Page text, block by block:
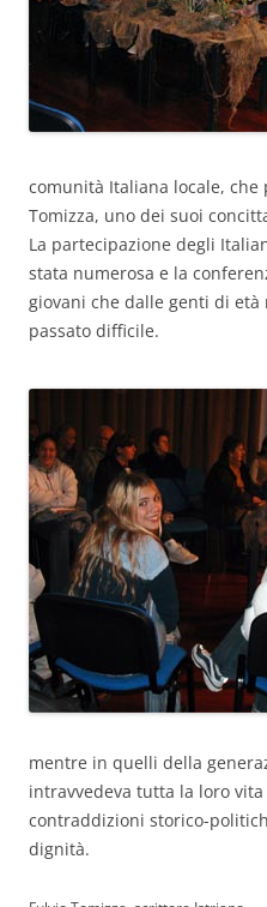
comunità Italiana locale,
Tomizza, uno dei suoi
La partecipazione degli
stata numerosa e la
giovani che dalle genti di
passato difficile.
mentre in quelli della
intravvedeva tutta la loro
contraddizioni storico-
dignità.